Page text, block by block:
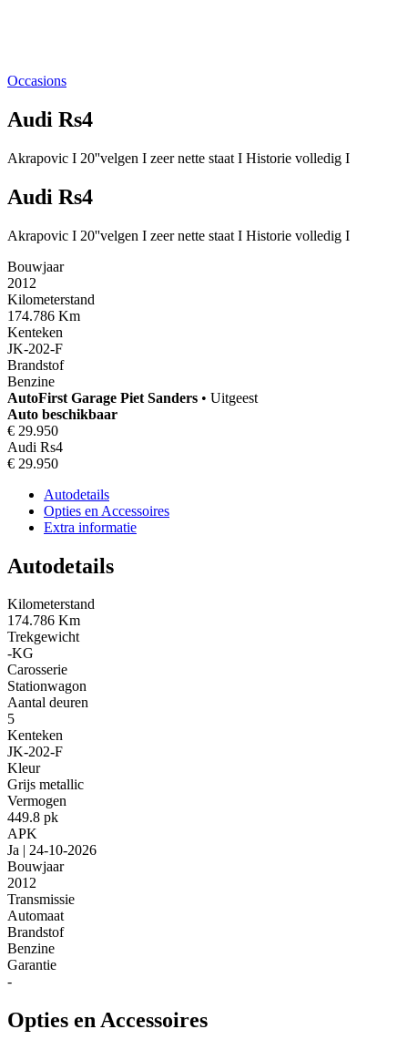
Occasions
Audi Rs4
Akrapovic I 20''velgen I zeer nette staat I Historie volledig I
Audi Rs4
Akrapovic I 20''velgen I zeer nette staat I Historie volledig I
Bouwjaar
2012
Kilometerstand
174.786 Km
Kenteken
JK-202-F
Brandstof
Benzine
AutoFirst Garage Piet Sanders • Uitgeest
Auto beschikbaar
€ 29.950
Audi Rs4
€ 29.950
Autodetails
Opties en Accessoires
Extra informatie
Autodetails
Kilometerstand
174.786 Km
Trekgewicht
-KG
Carosserie
Stationwagon
Aantal deuren
5
Kenteken
JK-202-F
Kleur
Grijs metallic
Vermogen
449.8 pk
APK
Ja | 24-10-2026
Bouwjaar
2012
Transmissie
Automaat
Brandstof
Benzine
Garantie
-
Opties en Accessoires